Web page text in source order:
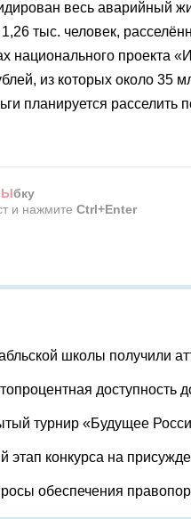
весь
тыс. человек,
национального проекта
из которых около 35
планируется расселить
Ыбку
и нажмите Ctrl+Enter
школы получили
доступность
турнир «Будущее
конкурса на
обеспечения